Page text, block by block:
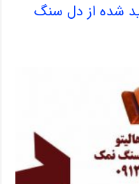
شده از دل سنگ